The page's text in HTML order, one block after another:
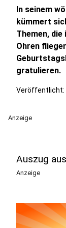
In seinem
kümmert
Themen, die
Ohren
gratulieren.
Veröffentlicht:
Anzeige
Auszug
Anzeige